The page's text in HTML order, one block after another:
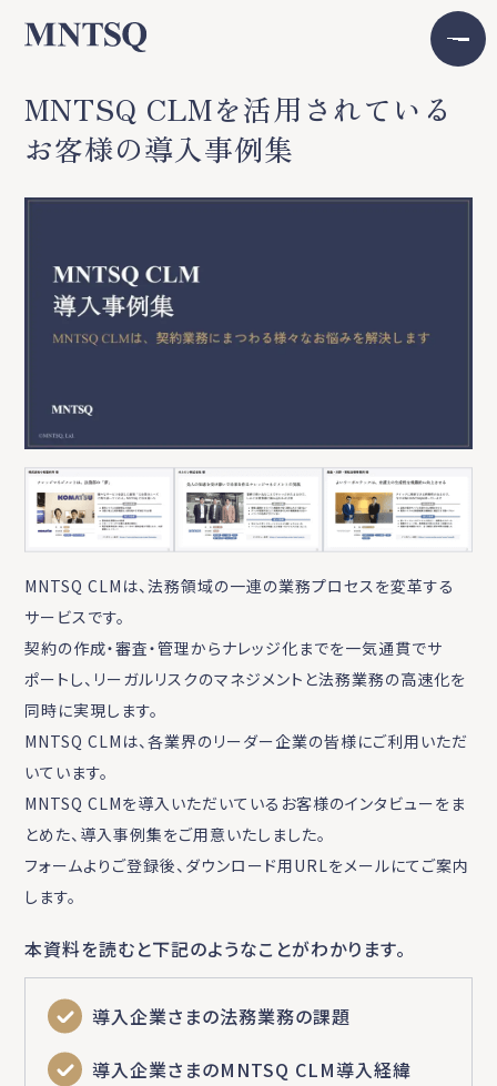
MNTSQ CLMを活用されている
お客様の導入事例集
MNTSQ CLMは、法務領域の一連の業務プロセスを変革する
サービスです。
契約の作成・審査・管理からナレッジ化までを一気通貫でサ
ポートし、リーガルリスクのマネジメントと法務業務の高速化を
同時に実現します。
MNTSQ CLMは、各業界のリーダー企業の皆様にご利用いただ
いています。
MNTSQ CLMを導入いただいているお客様のインタビューをま
とめた、導入事例集をご用意いたしました。
フォームよりご登録後、ダウンロード用URLをメールにてご案内
します。
本資料を読むと下記のようなことがわかります。
導入企業さまの法務業務の課題
導入企業さまのMNTSQ CLM導入経緯